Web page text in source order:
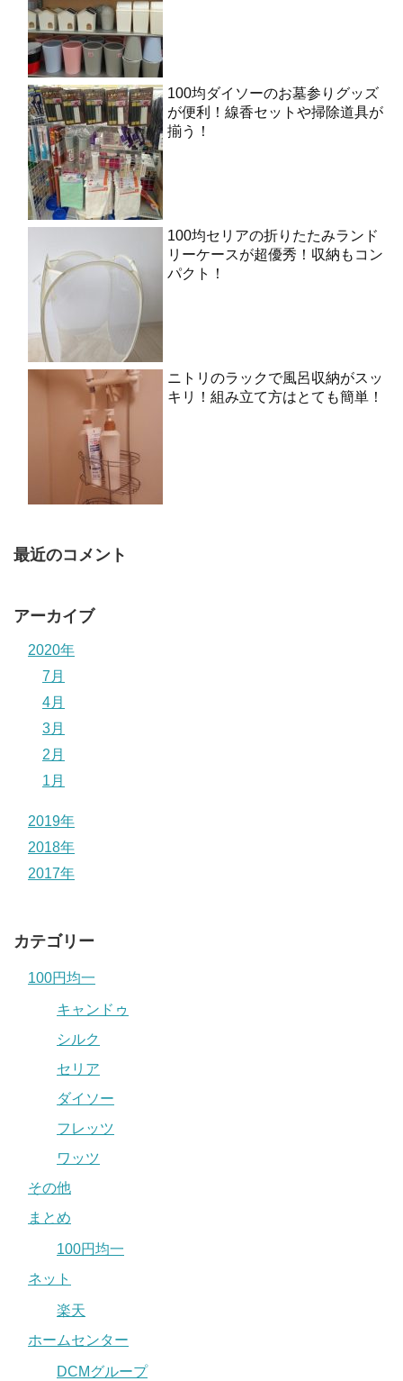
100均ダイソーのお墓参りグッズ
が便利！線香セットや掃除道具が
揃う！
100均セリアの折りたたみランド
リーケースが超優秀！収納もコン
パクト！
ニトリのラックで風呂収納がスッ
キリ！組み立て方はとても簡単！
最近のコメント
アーカイブ
2020年
7月
4月
3月
2月
1月
2019年
2018年
2017年
カテゴリー
100円均一
キャンドゥ
シルク
セリア
ダイソー
フレッツ
ワッツ
その他
まとめ
100円均一
ネット
楽天
ホームセンター
DCMグループ